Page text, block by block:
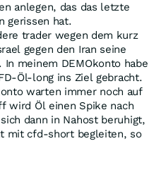
anlegen, das das letzte
gerissen hat.
trader wegen dem kurz
gegen den Iran seine
meinem DEMOkonto habe
Öl-long ins Ziel gebracht.
warten immer noch auf
wird Öl einen Spike nach
dann in Nahost beruhigt,
mit cfd-short begleiten, so